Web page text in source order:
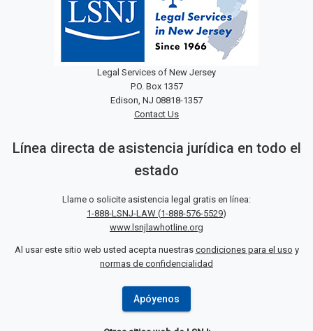
Legal Services of New Jersey
P.O. Box 1357
Edison, NJ 08818-1357
Contact Us
Línea directa de asistencia jurídica en todo el
estado
Llame o solicite asistencia legal gratis en línea:
1-888-LSNJ-LAW (1-888-576-5529)
www.lsnjlawhotline.org
Al usar este sitio web usted acepta nuestras condiciones para el uso y
normas de confidencialidad
Apóyenos